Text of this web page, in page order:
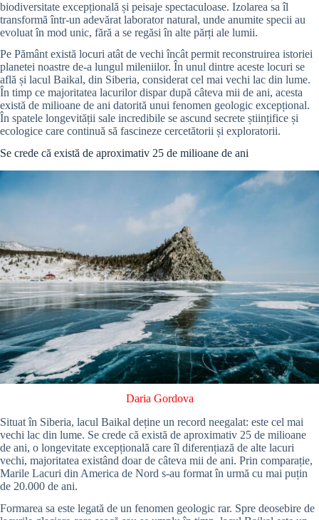
biodiversitate excepțională și peisaje spectaculoase. Izolarea sa îl
transformă într-un adevărat laborator natural, unde anumite specii au
evoluat în mod unic, fără a se regăsi în alte părți ale lumii.
Pe Pământ există locuri atât de vechi încât permit reconstruirea istoriei
planetei noastre de-a lungul mileniilor. În unul dintre aceste locuri se
află și lacul Baikal, din Siberia, considerat cel mai vechi lac din lume.
În timp ce majoritatea lacurilor dispar după câteva mii de ani, acesta
există de milioane de ani datorită unui fenomen geologic excepțional.
În spatele longevității sale incredibile se ascund secrete științifice și
ecologice care continuă să fascineze cercetătorii și exploratorii.
Se crede că există de aproximativ 25 de milioane de ani
Daria Gordova
Situat în Siberia, lacul Baikal deține un record neegalat: este cel mai
vechi lac din lume. Se crede că există de aproximativ 25 de milioane
de ani, o longevitate excepțională care îl diferențiază de alte lacuri
vechi, majoritatea existând doar de câteva mii de ani. Prin comparație,
Marile Lacuri din America de Nord s-au format în urmă cu mai puțin
de 20.000 de ani.
Formarea sa este legată de un fenomen geologic rar. Spre deosebire de